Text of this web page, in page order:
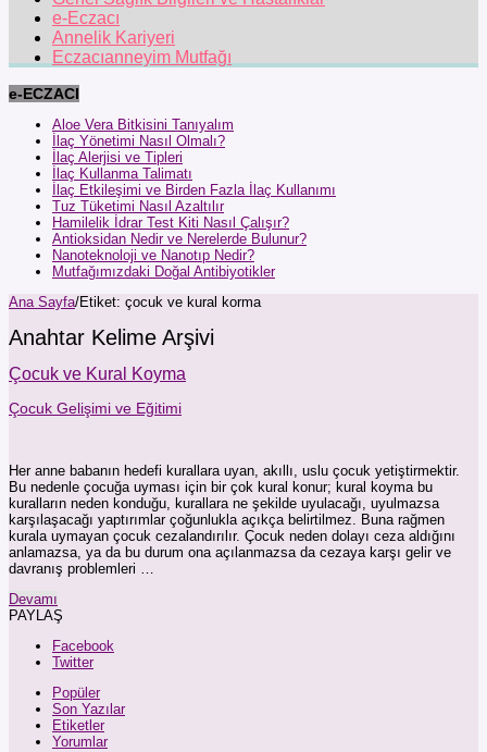
e-Eczacı
Annelik Kariyeri
Eczacıanneyim Mutfağı
e-ECZACI
Aloe Vera Bitkisini Tanıyalım
İlaç Yönetimi Nasıl Olmalı?
İlaç Alerjisi ve Tipleri
İlaç Kullanma Talimatı
İlaç Etkileşimi ve Birden Fazla İlaç Kullanımı
Tuz Tüketimi Nasıl Azaltılır
Hamilelik İdrar Test Kiti Nasıl Çalışır?
Antioksidan Nedir ve Nerelerde Bulunur?
Nanoteknoloji ve Nanotıp Nedir?
Mutfağımızdaki Doğal Antibiyotikler
Ana Sayfa/Etiket: çocuk ve kural korma
Anahtar Kelime Arşivi
Çocuk ve Kural Koyma
Çocuk Gelişimi ve Eğitimi
Her anne babanın hedefi kurallara uyan, akıllı, uslu çocuk yetiştirmektir.
Bu nedenle çocuğa uyması için bir çok kural konur; kural koyma bu
kuralların neden konduğu, kurallara ne şekilde uyulacağı, uyulmazsa
karşılaşacağı yaptırımlar çoğunlukla açıkça belirtilmez. Buna rağmen
kurala uymayan çocuk cezalandırılır. Çocuk neden dolayı ceza aldığını
anlamazsa, ya da bu durum ona açılanmazsa da cezaya karşı gelir ve
davranış problemleri …
Devamı
PAYLAŞ
Facebook
Twitter
Popüler
Son Yazılar
Etiketler
Yorumlar